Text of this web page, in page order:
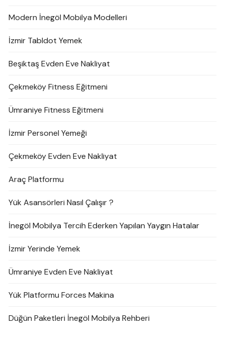
Modern İnegöl Mobilya Modelleri
İzmir Tabldot Yemek
Beşiktaş Evden Eve Nakliyat
Çekmeköy Fitness Eğitmeni
Ümraniye Fitness Eğitmeni
İzmir Personel Yemeği
Çekmeköy Evden Eve Nakliyat
Araç Platformu
Yük Asansörleri Nasıl Çalışır ?
İnegöl Mobilya Tercih Ederken Yapılan Yaygın Hatalar
İzmir Yerinde Yemek
Ümraniye Evden Eve Nakliyat
Yük Platformu Forces Makina
Düğün Paketleri İnegöl Mobilya Rehberi